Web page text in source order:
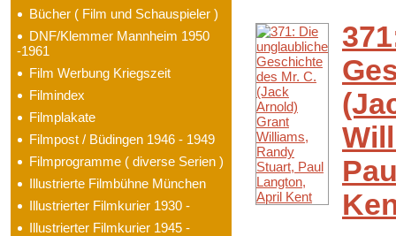
Bücher ( Film und Schauspieler )
DNF/Klemmer Mannheim 1950
-1961
Film Werbung Kriegszeit
Filmindex
Filmplakate
Filmpost / Büdingen 1946 - 1949
Filmprogramme ( diverse Serien )
Illustrierte Filmbühne München
Illustrierter Filmkurier 1930 -
Illustrierter Filmkurier 1945 -